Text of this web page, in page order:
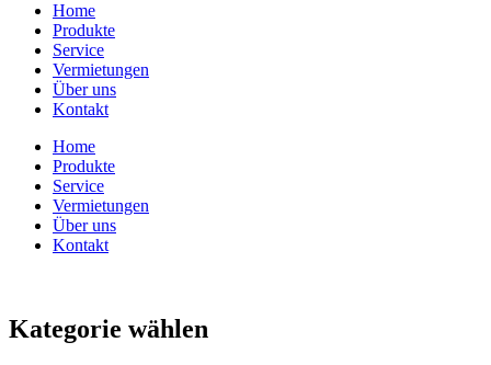
Home
Produkte
Service
Vermietungen
Über uns
Kontakt
Home
Produkte
Service
Vermietungen
Über uns
Kontakt
Kategorie wählen